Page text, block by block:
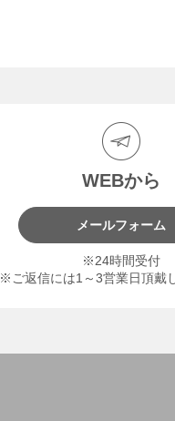
WEBから
メールフォーム
※24時間受付
※ご返信には1～3営業日頂戴